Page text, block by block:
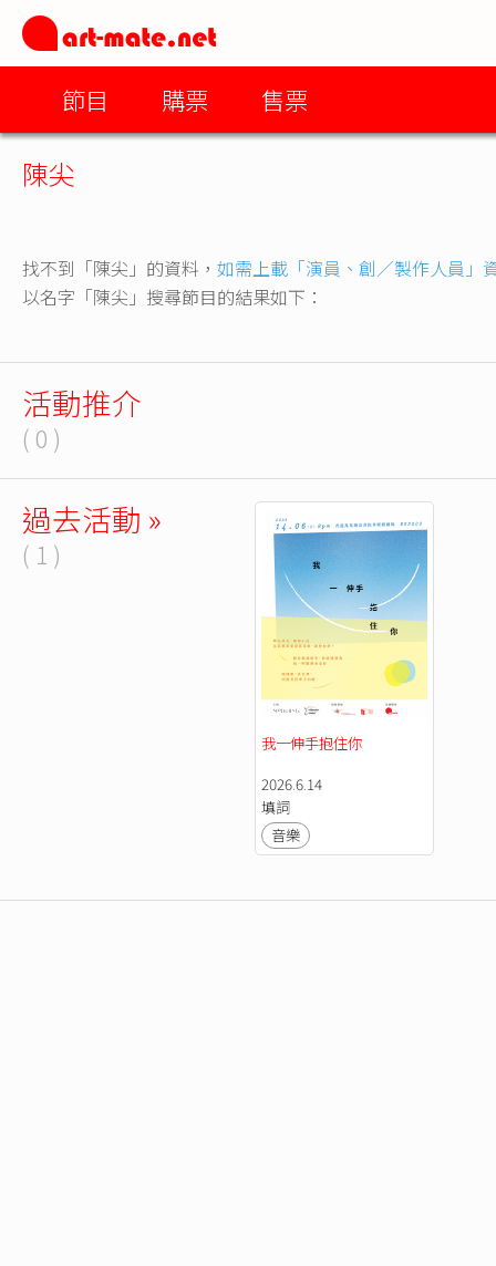
節目 購票 售票
陳尖
找不到「陳尖」的資料， 如需上載「演員、創／製作人員」
以名字「陳尖」搜尋節目的結果如下：
活動推介
( 0 )
過去活動 »
( 1 )
我一伸手抱住你
2026.6.14
填詞
音樂